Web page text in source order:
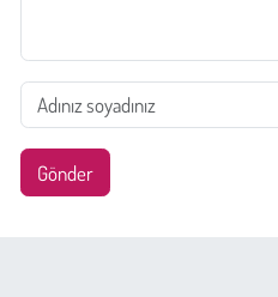
Gönder